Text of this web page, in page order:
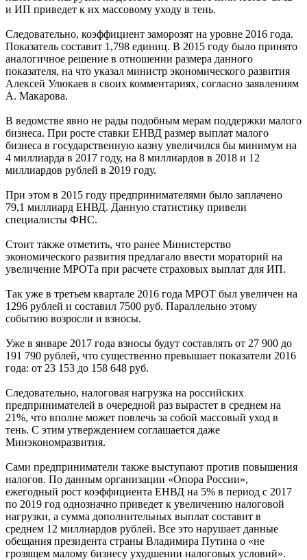
и ИП приведет к их массовому уходу в тень.
Следовательно, коэффициент заморозят на уровне 2016 года.
Показатель составит 1,798 единиц. В 2015 году было принято
аналогичное решение в отношении размера данного
показателя, на что указал министр экономического развития
Алексей Улюкаев в своих комментариях, согласно заявлениям
А. Макарова.
В ведомстве явно не рады подобным мерам поддержки малого
бизнеса. При росте ставки ЕНВД размер выплат малого
бизнеса в государственную казну увеличился бы минимум на
4 миллиарда в 2017 году, на 8 миллиардов в 2018 и 12
миллиардов рублей в 2019 году.
При этом в 2015 году предпринимателями было заплачено
79,1 миллиард ЕНВД. Данную статистику привели
специалисты ФНС.
Стоит также отметить, что ранее Министерство
экономического развития предлагало ввести мораторий на
увеличение МРОТа при расчете страховых выплат для ИП.
Так уже в третьем квартале 2016 года МРОТ был увеличен на
1296 рублей и составил 7500 руб. Параллельно этому
событию возросли и взносы.
Уже в январе 2017 года взносы будут составлять от 27 900 до
191 790 рублей, что существенно превышает показатели 2016
года: от 23 153 до 158 648 руб.
Следовательно, налоговая нагрузка на российских
предпринимателей в очередной раз вырастет в среднем на
21%, что вполне может повлечь за собой массовый уход в
тень. С этим утверждением соглашается даже
Минэкономразвития.
Сами предприниматели также выступают против повышения
налогов. По данным организации «Опора России»,
ежегодный рост коэффициента ЕНВД на 5% в период с 2017
по 2019 год однозначно приведет к увеличению налоговой
нагрузки, а сумма дополнительных выплат составит в
среднем 12 миллиардов рублей. Все это нарушает данные
обещания президента страны Владимира Путина о «не
грозящем малому бизнесу ухудшении налоговых условий».